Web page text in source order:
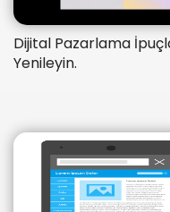
Dijital Pazarlama
Yenileyin.